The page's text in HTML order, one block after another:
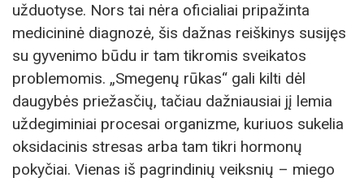
užduotyse. Nors tai nėra oficialiai pripažinta
medicininė diagnozė, šis dažnas reiškinys susijęs
su gyvenimo būdu ir tam tikromis sveikatos
problemomis. „Smegenų rūkas“ gali kilti dėl
daugybės priežasčių, tačiau dažniausiai jį lemia
uždegiminiai procesai organizme, kuriuos sukelia
oksidacinis stresas arba tam tikri hormonų
pokyčiai. Vienas iš pagrindinių veiksnių – miego